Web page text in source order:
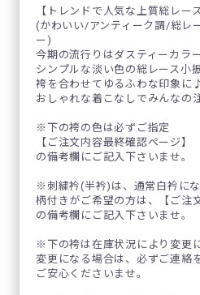
【トレンドで人気な上質総レー
(かわいい/アンティーク調/総レ
ー)
今期の流行りはダスティーカラ
シンプルな淡い色の総レース小
袴を合わせてゆるふわな印象に♪
おしゃれな着こなしでみんなの
※下の袴の色は必ずご指定
【ご注文内容最終確認ページ】
の備考欄にご記入下さいませ。
※刺繍衿(半衿)は、通常白衿にな
柄付きがご希望の方は、【ご注
の備考欄にご記入下さいませ。
※下の袴は在庫状況により変更
変更になる場合は、必ずご連絡
ご安心くださいませ。